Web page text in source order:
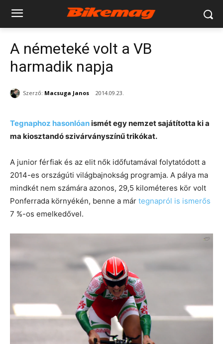
A németeké volt a VB
harmadik napja
Szerző: Macsuga Janos 2014.09.23.
Tegnaphoz hasonlóanismét egy nemzet sajátította ki a
ma kiosztandó szivárványszínű trikókat.
A junior férfiak és az elit nők időfutamával folytatódott a
2014-es országúti világbajnokság programja. A pálya ma
mindkét nem számára azonos, 29,5 kilométeres kör volt
Ponferrada környékén, benne a már tegnapról is ismerős
7 %-os emelkedővel.